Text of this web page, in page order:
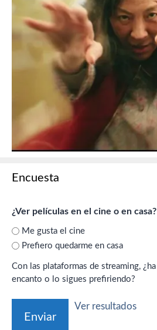
Encuesta
¿Ver películas en el cine o en casa?
Me gusta el cine
Prefiero quedarme en casa
Con las plataformas de streaming, ¿ha perdido el cine su
encanto o lo sigues prefiriendo?
Ver resultados